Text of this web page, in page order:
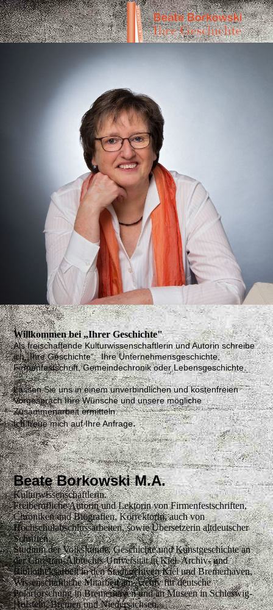
Willkommen bei „Ihrer Geschichte"
Als freischaffende Kulturwissenschaftlerin und Autorin schreibe
ich „Ihre Geschichte“: Ihre Unternehmensgeschichte,
Firmenfestschrift, Gemeindechronik oder Lebensgeschichte.
Lassen Sie uns in einem unverbindlichen und kostenfreien
Vorgespräch Ihre Wünsche und unsere mögliche
Zusammenarbeit ermitteln.
Ich freue mich auf Ihre Anfrage.
Beate Borkowski M.A.
Kulturwissenschaftlerin.
Freiberufliche Autorin und Lektorin von Firmenfestschriften,
Chroniken und Biografien, Korrektorin, auch von
Hochschulabschlussarbeiten, sowie Übersetzerin altdeutscher
Schriften.
Studium der Volkskunde, Geschichte und Kunstgeschichte an
der Christian-Albrechts-Universität in Kiel. Archiv- und
Bibliotheksarbeit in den Stadtarchiven Kiel und Bremerhaven,
Wissenschaftliche Mitarbeit am Archiv für deutsche
Polarforschung in Bremerhaven und an Museen in Schleswig-
Holstein, Bremen und Niedersachsen.